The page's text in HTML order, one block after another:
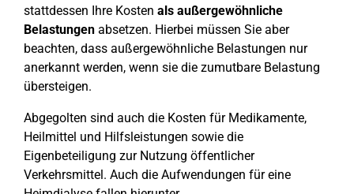
stattdessen Ihre Kosten als außergewöhnliche
Belastungen absetzen. Hierbei müssen Sie aber
beachten, dass außergewöhnliche Belastungen nur
anerkannt werden, wenn sie die zumutbare Belastung
übersteigen.
Abgegolten sind auch die Kosten für Medikamente,
Heilmittel und Hilfsleistungen sowie die
Eigenbeteiligung zur Nutzung öffentlicher
Verkehrsmittel. Auch die Aufwendungen für eine